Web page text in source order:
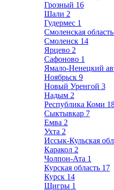
Грозный 16
Шали 2
Гудермес 1
Смоленская область
Смоленск 14
Ярцево 2
Сафоново 1
Ямало-Ненецкий
Ноябрьск 9
Новый Уренгой 3
Надым 2
Республика Коми
Сыктывкар 7
Емва 2
Ухта 2
Иссык-Кульская
Каракол 2
Чолпон-Ата 1
Курская область 17
Курск 14
Щигры 1